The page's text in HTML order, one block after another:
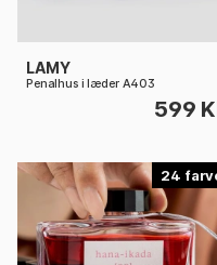
LAMY
Penalhus i læder A403
599
24